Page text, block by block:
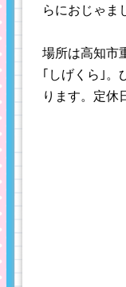
らにおじゃま
場所は高知市
｢しげくら｣。
ります。定休